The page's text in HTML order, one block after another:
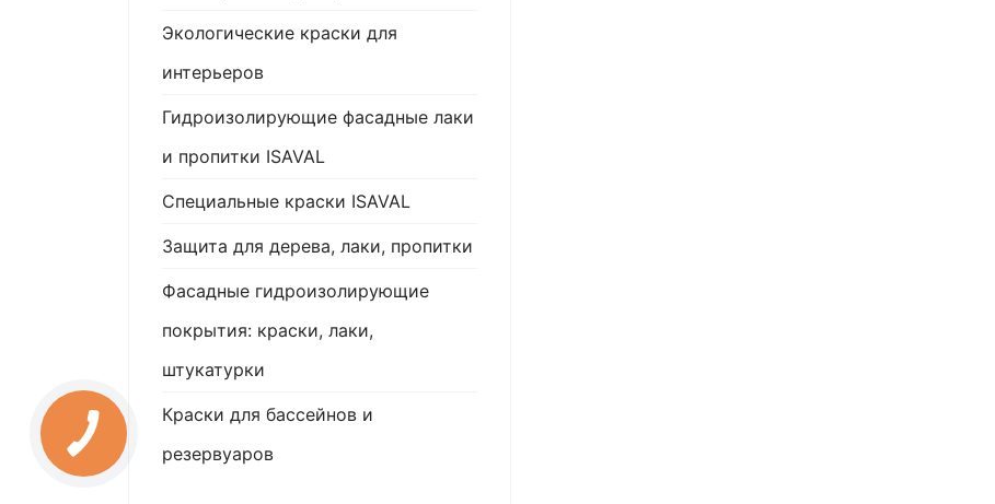
Экологические краски для
интерьеров
Гидроизолирующие фасадные лаки
и пропитки ISAVAL
Специальные краски ISAVAL
Защита для дерева, лаки, пропитки
Фасадные гидроизолирующие
покрытия: краски, лаки,
штукатурки
Краски для бассейнов и
резервуаров